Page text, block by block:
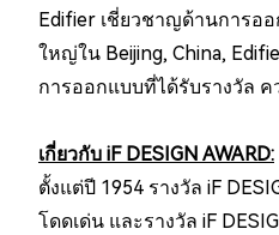
Edifier เชี่ยวชาญด้านการอ
ใหญ่ใน Beijing, China,
การออกแบบที่ได้รับรางวัล
เกี่ยวกับ iF DESIGN AWARD:
ตั้งแต่ปี 1954 รางวัล iF
โดดเด่น และรางวัล iF